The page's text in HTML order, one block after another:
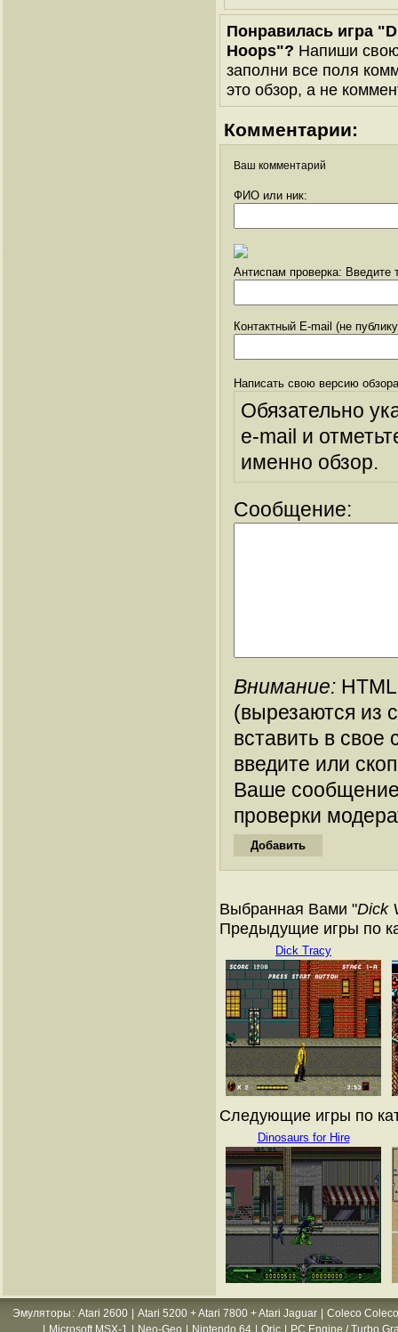
Понравилась игра
Hoops"? Напиши
заполни все поля
это обзор, а не
Комментарии:
Ваш комментарий
ФИО или ник:
Антиспам проверка: Введите
Контактный E-mail (не
Написать свою версию
Обязательно
e-mail и
именно обзор.
Сообщение:
Внимание:
(вырезаются из
вставить в
введите или
Ваше
проверки
Выбранная Вами "Dick
Предыдущие игры по
Dick Tracy
Следующие игры по
Dinosaurs for Hire
Эмуляторы : Atari 2600 Atari 5200 + Atari 7800 + Atari Jaguar
Coleco
Microsoft MSX-1 Neo-Geo Nintendo 64 Oric PC Engine / Turbo